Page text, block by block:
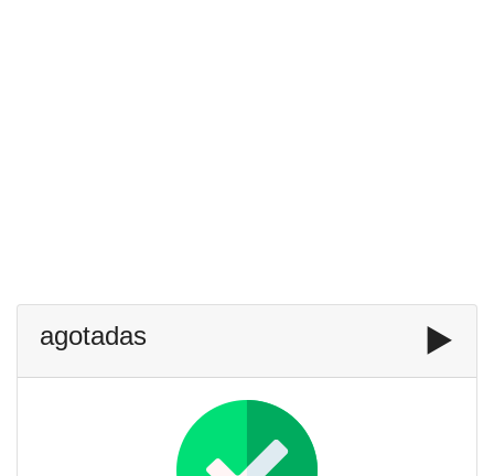
agotadas ▶️